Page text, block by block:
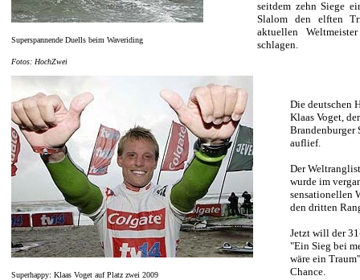
Superspannende Duells beim Waveriding
Fotos: HochZwei
seitdem zehn Siege
Slalom den elften
aktuellen
schlagen.
Superhappy: Klaas Voget auf Platz zwei 2009
Die deutschen
Klaas Voget,
Brandenburger
auflief.
Der
wurde im
sensationellen
den dritten
Jetzt will der
"Ein Sieg bei
wäre ein
Chance.